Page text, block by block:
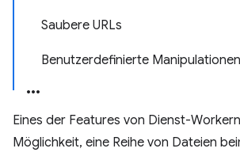
Saubere URLs
Benutzerdefinierte Manipulationen
Eines der Features von Dienst-
Möglichkeit, eine Reihe von Dateien